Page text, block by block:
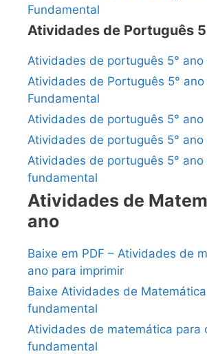
Fundamental
Atividades de Português
Atividades de português 5° ano
Atividades de Português 5°
Fundamental
Atividades de português 5° ano
Atividades de português 5°
Atividades de português 5° ano
fundamental
Atividades de
ano
Baixe em PDF – Atividades de
ano para imprimir
Baixe Atividades de Matemática
fundamental
Atividades de matemática para
fundamental